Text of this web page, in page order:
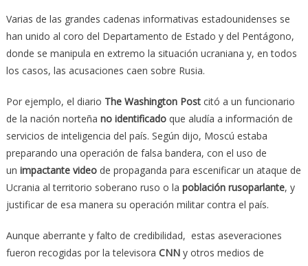
Varias de las grandes cadenas informativas estadounidenses se
han unido al coro del Departamento de Estado y del Pentágono,
donde se manipula en extremo la situación ucraniana y, en todos
los casos, las acusaciones caen sobre Rusia.
Por ejemplo, el diario The Washington Postcitó a un funcionario
de la nación norteña no identificadoque aludía a información de
servicios de inteligencia del país. Según dijo, Moscú estaba
preparando una operación de falsa bandera, con el uso de
un impactante video de propaganda para escenificar un ataque de
Ucrania al territorio soberano ruso o la población rusoparlante, y
justificar de esa manera su operación militar contra el país.
Aunque aberrante y falto de credibilidad, estas aseveraciones
fueron recogidas por la televisora CNNy otros medios de